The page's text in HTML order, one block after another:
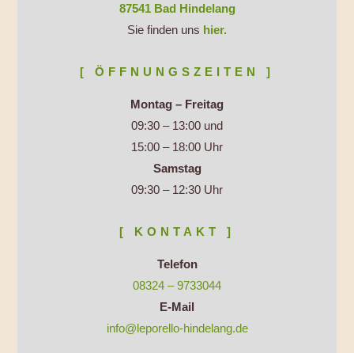
87541 Bad Hindelang
Sie finden uns hier.
[ ÖFFNUNGSZEITEN ]
Montag – Freitag
09:30 – 13:00 und
15:00 – 18:00 Uhr
Samstag
09:30 – 12:30 Uhr
[ KONTAKT ]
Telefon
08324 – 9733044
E-Mail
info@leporello-hindelang.de